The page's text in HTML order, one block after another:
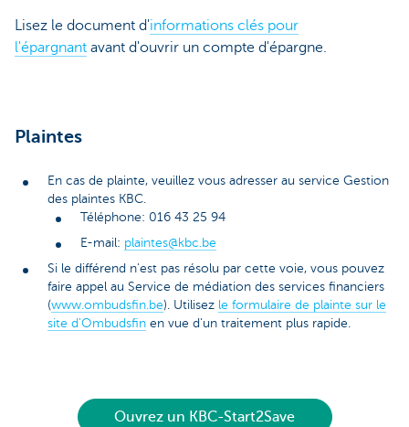
Lisez le document d'informations clés pour
l'épargnant avant d'ouvrir un compte d'épargne.
Plaintes
En cas de plainte, veuillez vous adresser au service Gestion
des plaintes KBC.
Téléphone: 016 43 25 94
E-mail: plaintes@kbc.be
Si le différend n'est pas résolu par cette voie, vous pouvez
faire appel au Service de médiation des services financiers
(www.ombudsfin.be). Utilisez le formulaire de plainte sur le
site d'Ombudsfin en vue d'un traitement plus rapide.
Ouvrez un KBC-Start2Save